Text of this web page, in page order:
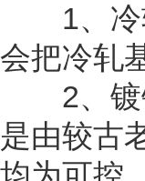
1、冷轧
会把冷轧
2、镀锌
是由较古